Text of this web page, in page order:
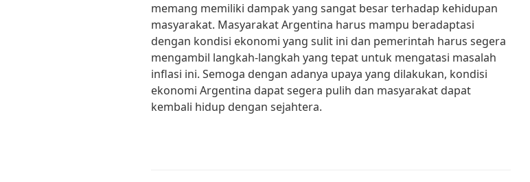
memang memiliki dampak yang sangat besar terhadap kehidupan
masyarakat. Masyarakat Argentina harus mampu beradaptasi
dengan kondisi ekonomi yang sulit ini dan pemerintah harus segera
mengambil langkah-langkah yang tepat untuk mengatasi masalah
inflasi ini. Semoga dengan adanya upaya yang dilakukan, kondisi
ekonomi Argentina dapat segera pulih dan masyarakat dapat
kembali hidup dengan sejahtera.